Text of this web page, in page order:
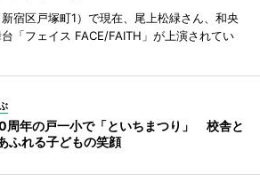
宿区戸塚町1）で現在、尾上松緑さん、和央
「フェイス FACE/FAITH」が上演されてい
周年の戸一小で「といちまつり」 校舎と
ふれる子どもの笑顔